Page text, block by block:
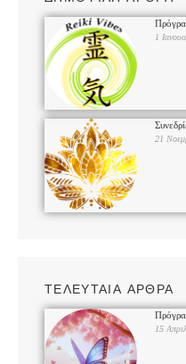
1
21
ΤΕΛΕΥΤΑΙΑ ΑΡΘΡΑ
15